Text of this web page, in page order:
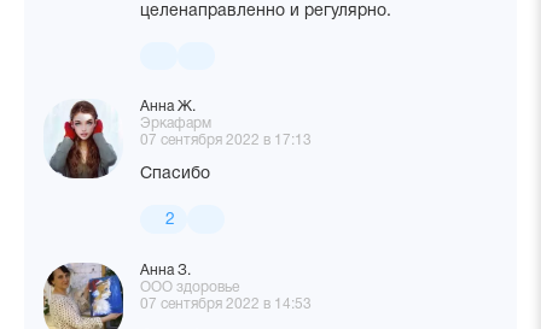
целенаправленно и регулярно.
Анна Ж.
Эркафарм
07 сентября 2022 в 17:13
Спасибо
2
Анна З.
ООО здоровье
07 сентября 2022 в 14:53